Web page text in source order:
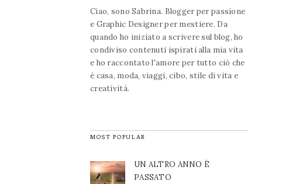
Ciao, sono Sabrina. Blogger per passione
e Graphic Designer per mestiere. Da
quando ho iniziato a scrivere sul blog, ho
condiviso contenuti ispirati alla mia vita
e ho raccontato l'amore per tutto ciò che
è casa, moda, viaggi, cibo, stile di vita e
creatività.
MOST POPULAR
UN ALTRO ANNO È
PASSATO